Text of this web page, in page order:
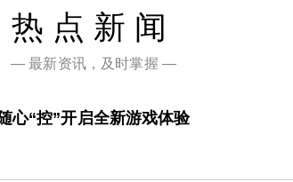
热点新闻
— 最新资讯，及时掌握 —
心“控”开启全新游戏体验